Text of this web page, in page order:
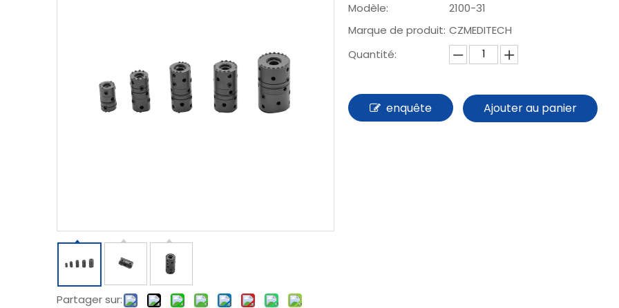
Partager sur:
Modèle:
2100-31
Marque de produit: CZMEDITECH
Quantité:
enquête Ajouter au panier